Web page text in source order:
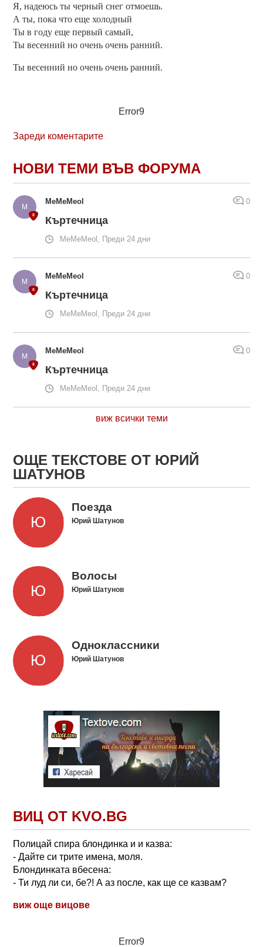
Я, надеюсь ты черный снег отмоешь.
А ты, пока что еще холодный
Ты в году еще первый самый,
Ты весенний но очень очень ранний.
Ты весенний но очень очень ранний.
Error9
Зареди коментарите
НОВИ ТЕМИ ВЪВ ФОРУМА
MeMeMeol 0
Къртечница
MeMeMeol, Преди 24 дни
MeMeMeol 0
Къртечница
MeMeMeol, Преди 24 дни
MeMeMeol 0
Къртечница
MeMeMeol, Преди 24 дни
виж всички теми
ОЩЕ ТЕКСТОВЕ ОТ ЮРИЙ
ШАТУНОВ
Поезда
Юрий Шатунов
Волосы
Юрий Шатунов
Одноклассники
Юрий Шатунов
ВИЦ ОТ KVO.BG
Полицай спира блондинка и и казва:
- Дайте си трите имена, моля.
Блондинката вбесена:
- Ти луд ли си, бе?! А аз после, как ще се казвам?
виж още вицове
Error9